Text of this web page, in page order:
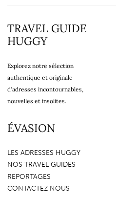
TRAVEL GUIDE
HUGGY
Explorez notre sélection
authentique et originale
d'adresses incontournables,
nouvelles et insolites.
ÉVASION
LES ADRESSES HUGGY
NOS TRAVEL GUIDES
REPORTAGES
CONTACTEZ NOUS